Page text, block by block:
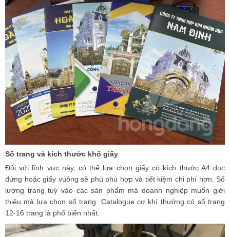
Số trang và kích thước khổ giấy
Đối với lĩnh vực này, có thể lựa chọn giấy có kích thước A4 dọc
đứng hoặc giấy vuông sẽ phù phù hợp và tiết kiệm chi phí hơn. Số
lượng trang tuỳ vào các sản phẩm mà doanh nghiệp muốn giới
thiệu mà lựa chọn số trang. Catalogue cơ khí thường có số trang
12-16 trang là phổ biến nhất.